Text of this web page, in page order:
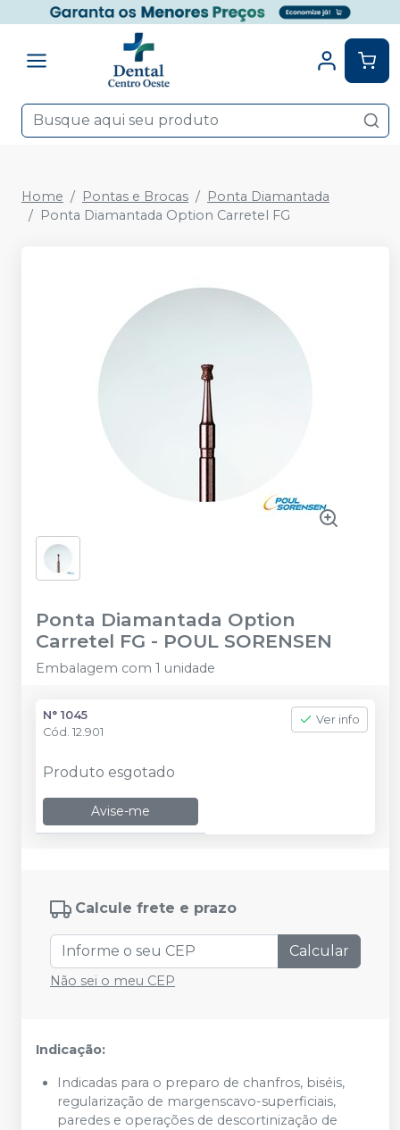
Home Pontas e Brocas
Ponta Diamantada
Ponta Diamantada Option Carretel FG
Ponta Diamantada Option
Carretel FG - POUL SORENSEN
Embalagem com 1 unidade
N° 1045
Cód. 12.901
Ver info
Produto esgotado
Avise-me
Calcule frete e prazo
Calcular
Não sei o meu CEP
Indicação:
Indicadas para o preparo de chanfros, biséis,
regularização de margenscavo-superficiais,
paredes e operações de descortinização de